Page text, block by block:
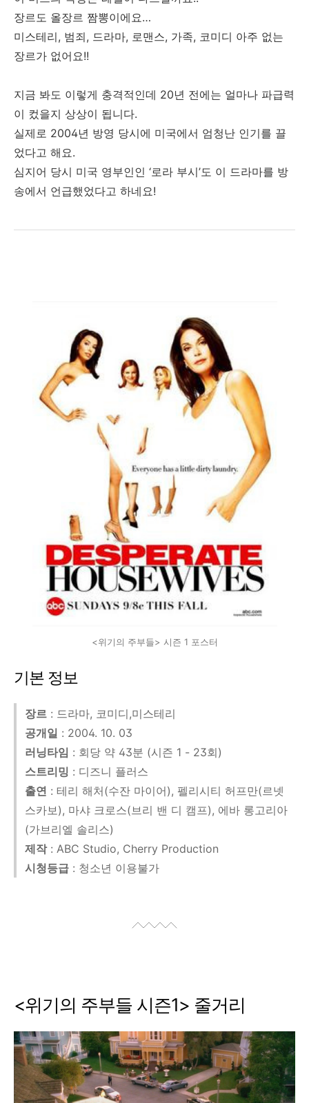
장르도 올장르 짬뽕이에요…
미스테리, 범죄, 드라마, 로맨스, 가족, 코미디 아주 없는
장르가 없어요!!
지금 봐도 이렇게 충격적인데 20년 전에는 얼마나 파급력
이 컸을지 상상이 됩니다.
실제로 2004년 방영 당시에 미국에서 엄청난 인기를 끌
었다고 해요.
심지어 당시 미국 영부인인 ‘로라 부시’도 이 드라마를 방
송에서 언급했었다고 하네요!
<위기의 주부들> 시즌 1 포스터
기본 정보
장르 : 드라마, 코미디,미스테리
공개일 : 2004. 10. 03
러닝타임 : 회당 약 43분 (시즌 1 - 23회)
스트리밍 : 디즈니 플러스
출연 : 테리 해처(수잔 마이어), 펠리시티 허프만(르넷
스카보), 마샤 크로스(브리 밴 디 캠프), 에바 롱고리아
(가브리엘 솔리스)
제작: ABC Studio, Cherry Production
시청등급 : 청소년 이용불가
<위기의 주부들 시즌1> 줄거리